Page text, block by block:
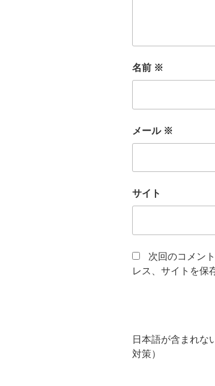
名前 ※
メール ※
サイト
次回のコメン
レス、サイトを保
日本語が含まれな
対策）